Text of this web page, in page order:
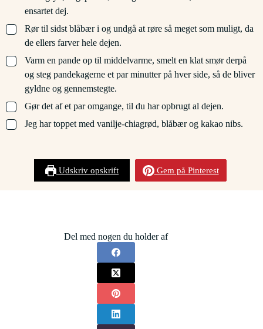
ensartet dej.
▢
Rør til sidst blåbær i og undgå at røre så meget som muligt, da
de ellers farver hele dejen.
▢
Varm en pande op til middelvarme, smelt en klat smør derpå
og steg pandekagerne et par minutter på hver side, så de bliver
gyldne og gennemstegte.
▢
Gør det af et par omgange, til du har opbrugt al dejen.
▢
Jeg har toppet med vanilje-chiagrød, blåbær og kakao nibs.
Udskriv opskrift Gem på Pinterest
Del med nogen du holder af